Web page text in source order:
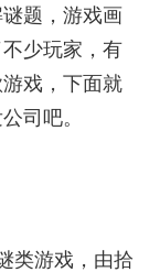
题，游戏画
少玩家，有
戏，下面就
司吧。
类游戏，由拾